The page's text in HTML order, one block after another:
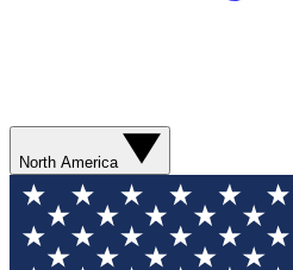
North America